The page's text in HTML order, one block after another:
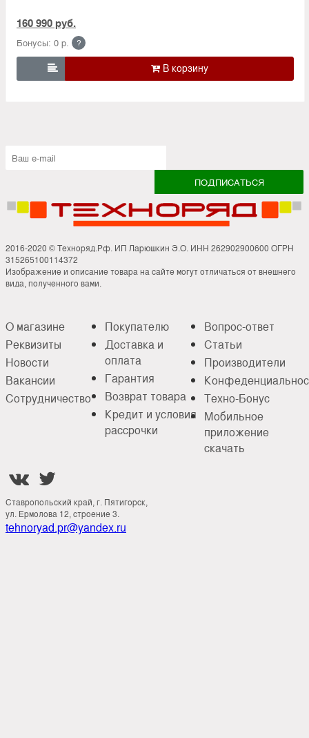
160 990 руб.
Бонусы: 0 р. ?

2016-2020 © Техноряд.Рф. ИП Ларюшкин Э.О. ИНН 262902900600 ОГРН
315265100114372
Изображение и описание товара на сайте могут отличаться от внешнего
вида, полученного вами.
О магазине
Реквизиты
Новости
Вакансии
Сотрудничество
Покупателю
Доставка и
оплата
Гарантия
Возврат товара
Кредит и условия
рассрочки
Вопрос-ответ
Статьи
Производители
Техно-Бонус
Мобильное
приложение
скачать
 
Ставропольский край, г. Пятигорск,
ул. Ермолова 12, строение 3.
tehnoryad.pr@yandex.ru